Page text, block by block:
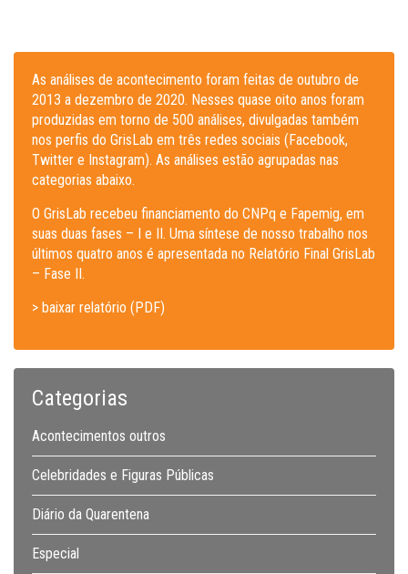
As análises de acontecimento foram feitas de outubro de
2013 a dezembro de 2020. Nesses quase oito anos foram
produzidas em torno de 500 análises, divulgadas também
nos perfis do GrisLab em três redes sociais (Facebook,
Twitter e Instagram). As análises estão agrupadas nas
categorias abaixo.
O GrisLab recebeu financiamento do CNPq e Fapemig, em
suas duas fases – I e II. Uma síntese de nosso trabalho nos
últimos quatro anos é apresentada no Relatório Final GrisLab
– Fase II.
> baixar relatório (PDF)
Categorias
Acontecimentos outros
Celebridades e Figuras Públicas
Diário da Quarentena
Especial